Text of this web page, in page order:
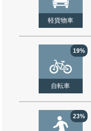
軽貨物車
19%
自転車
23%